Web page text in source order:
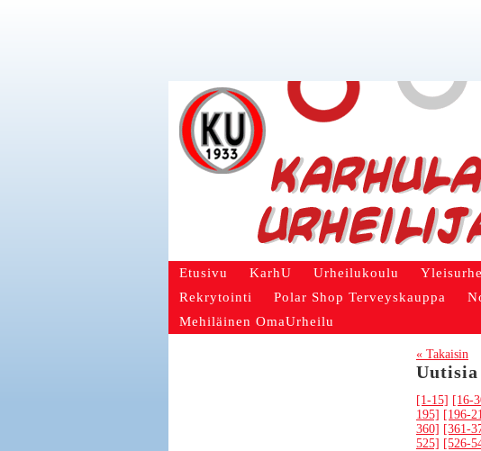
Etusivu KarhU Urheilukoulu
Rekrytointi
Polar Shop Terveyskauppa
Mehiläinen OmaUrheilu
« Takaisin
Uutisia
[1-15] [16-
195] [196-
360] [361-
525] [526-